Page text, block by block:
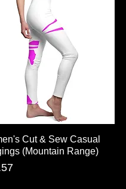
ดูข้อมูลด่วน
Cut & Sew Casual
(Mountain Range)